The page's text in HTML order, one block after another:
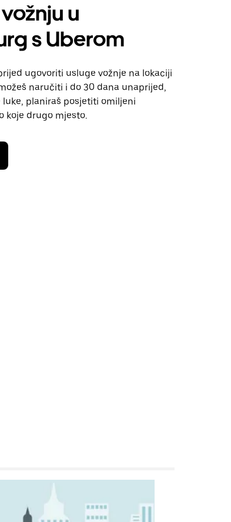
u
s Uberom
ugovoriti usluge vožnje na lokaciji
naručiti i do 30 dana unaprijed,
luke, planiraš posjetiti omiljeni
koje drugo mjesto.